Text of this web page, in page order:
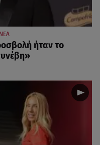
ήταν το